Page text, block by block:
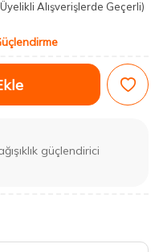
Alışverişlerde Geçerli)
güçlendirici